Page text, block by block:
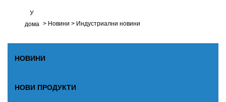
У
дома > Новини > Индустриални новини
НОВИНИ
НОВИ ПРОДУКТИ